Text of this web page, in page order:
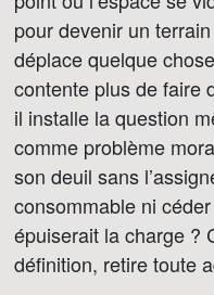
pour devenir un
déplace quelque
contente plus de faire
il installe la question
comme problème
son deuil sans
consommable ni
épuiserait la charge ?
définition, retire toute